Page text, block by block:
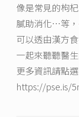
像是常見的枸
膩助消化…等，
可以透由漢方
一起來聽聽醫
更多資訊請點
https://pse.is/